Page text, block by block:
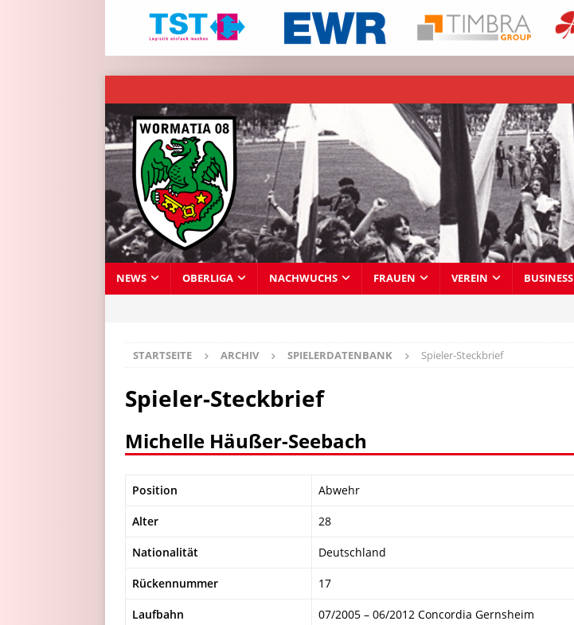
NEWS OBERLIGA NACHWUCHS FRAUEN VEREIN BUSINESS
STARTSEITE ARCHIV SPIELERDATENBANK Spieler-Steckbrief
Spieler-Steckbrief
Michelle Häußer-Seebach
Position Abwehr
Alter 28
Nationalität Deutschland
Rückennummer 17
Laufbahn
07/2005 – 06/2012 Concordia Gernsheim